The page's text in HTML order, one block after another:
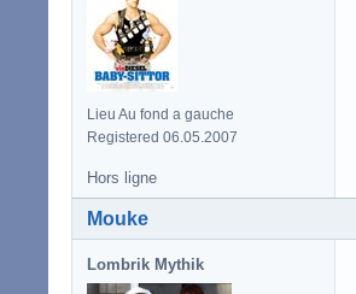
Lieu Au fond a gauche
Registered 06.05.2007
Hors ligne
Mouke
Lombrik Mythik